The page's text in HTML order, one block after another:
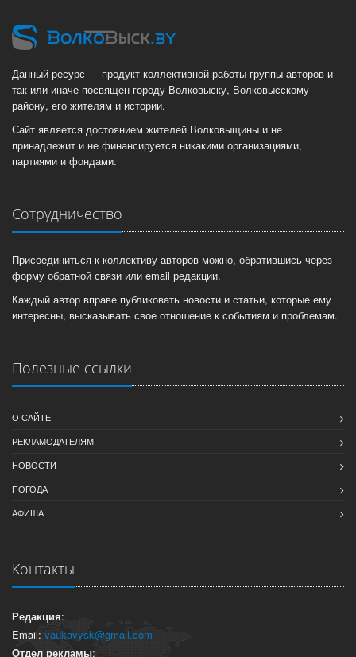
Данный ресурс — продукт коллективной работы группы авторов и
так или иначе посвящен городу Волковыску, Волковысскому
району, его жителям и истории.
Сайт является достоянием жителей Волковыщины и не
принадлежит и не финансируется никакими организациями,
партиями и фондами.
Сотрудничество
Присоединиться к коллективу авторов можно, обратившись через
форму обратной связи или email редакции.
Каждый автор вправе публиковать новости и статьи, которые ему
интересны, высказывать свое отношение к событиям и проблемам.
Полезные ссылки
О САЙТЕ
РЕКЛАМОДАТЕЛЯМ
НОВОСТИ
ПОГОДА
АФИША
Контакты
Редакция:
Email: vaukavysk@gmail.com
Отдел рекламы: